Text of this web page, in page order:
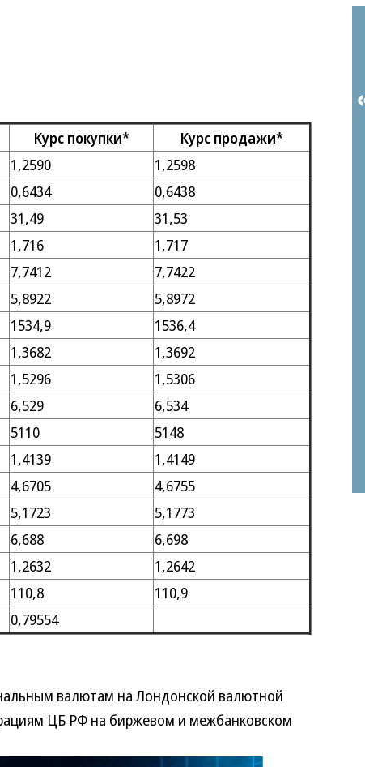
Курс покупки*
Курс продажи*
1,2590
1,2598
0,6434
0,6438
31,49
31,53
1,716
1,717
7,7412
7,7422
5,8922
5,8972
1534,9
1536,4
1,3682
1,3692
1,5296
1,5306
6,529
6,534
5110
5148
1,4139
1,4149
4,6705
4,6755
5,1723
5,1773
6,688
6,698
1,2632
1,2642
110,8
110,9
0,79554
валютам на Лондонской валютной
ЦБ РФ на биржевом и межбанковском